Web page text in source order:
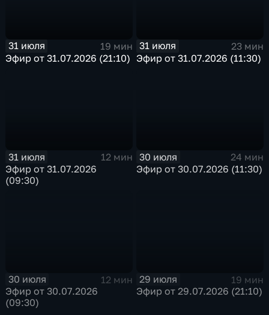
31 июля
19 мин
Эфир от 31.07.2026 (21:10)
31 июля
23 мин
Эфир от 31.07.2026 (11:30)
31 июля
12 мин
Эфир от 31.07.2026
(09:30)
30 июля
24 мин
Эфир от 30.07.2026 (11:30)
30 июля
12 мин
Эфир от 30.07.2026
(09:30)
29 июля
19 мин
Эфир от 29.07.2026 (21:10)